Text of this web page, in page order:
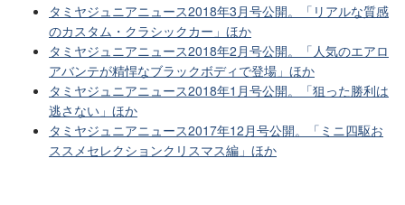
タミヤジュニアニュース2018年3月号公開。「リアルな質感
のカスタム・クラシックカー」ほか
タミヤジュニアニュース2018年2月号公開。「人気のエアロ
アバンテが精悍なブラックボディで登場」ほか
タミヤジュニアニュース2018年1月号公開。「狙った勝利は
逃さない」ほか
タミヤジュニアニュース2017年12月号公開。「ミニ四駆お
ススメセレクションクリスマス編」ほか